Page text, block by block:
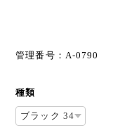
管理番号：A-0790
種類